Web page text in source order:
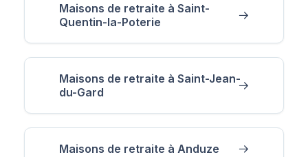
Maisons de retraite à Saint-
Quentin-la-Poterie
Maisons de retraite à Saint-Jean-
du-Gard
Maisons de retraite à Anduze